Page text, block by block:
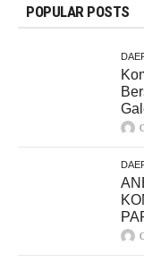
POPULAR POSTS